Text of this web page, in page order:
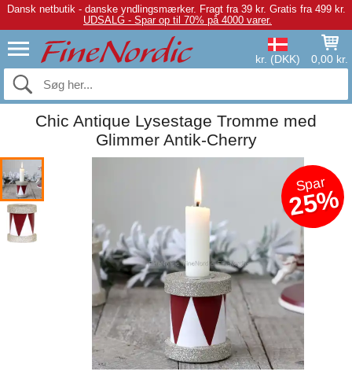
Dansk netbutik - danske yndlingsmærker. Fragt fra 39 kr. Gratis fra 499 kr.
UDSALG - Spar op til 70% på 4000 varer.
kr. (DKK) 0,00 kr.
Chic Antique Lysestage Tromme med
Glimmer Antik-Cherry
Spar
25%